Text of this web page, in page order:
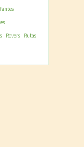
Rovers Rutas